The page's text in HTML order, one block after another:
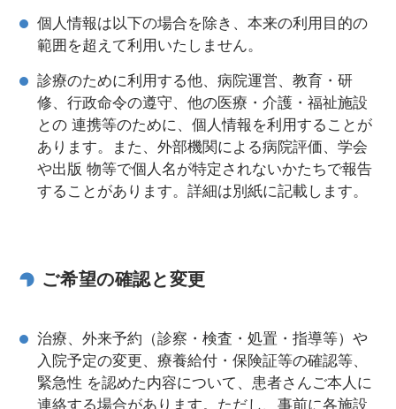
個人情報は以下の場合を除き、本来の利用目的の
範囲を超えて利用いたしません。
診療のために利用する他、病院運営、教育・研
修、行政命令の遵守、他の医療・介護・福祉施設
との 連携等のために、個人情報を利用することが
あります。また、外部機関による病院評価、学会
や出版 物等で個人名が特定されないかたちで報告
することがあります。詳細は別紙に記載します。
ご希望の確認と変更
治療、外来予約（診察・検査・処置・指導等）や
入院予定の変更、療養給付・保険証等の確認等、
緊急性 を認めた内容について、患者さんご本人に
連絡する場合があります。ただし、事前に各施設